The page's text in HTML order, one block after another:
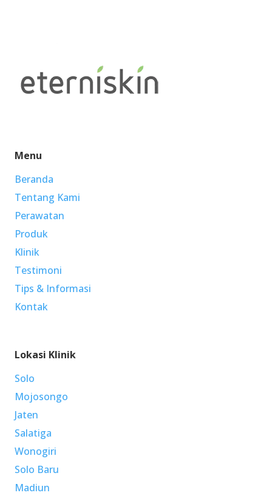
Menu
Beranda
Tentang Kami
Perawatan
Produk
Klinik
Testimoni
Tips & Informasi
Kontak
Lokasi Klinik
Solo
Mojosongo
Jaten
Salatiga
Wonogiri
Solo Baru
Madiun